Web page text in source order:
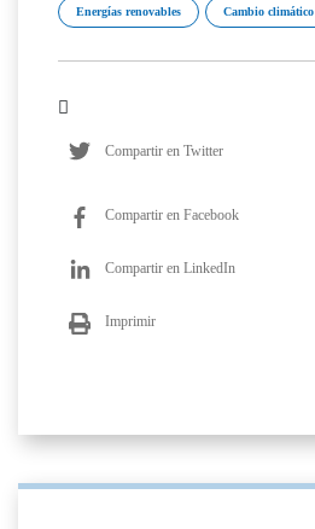
Energías renovables Cambio climático
Compartir en Twitter
Compartir en Facebook
Compartir en LinkedIn
Imprimir